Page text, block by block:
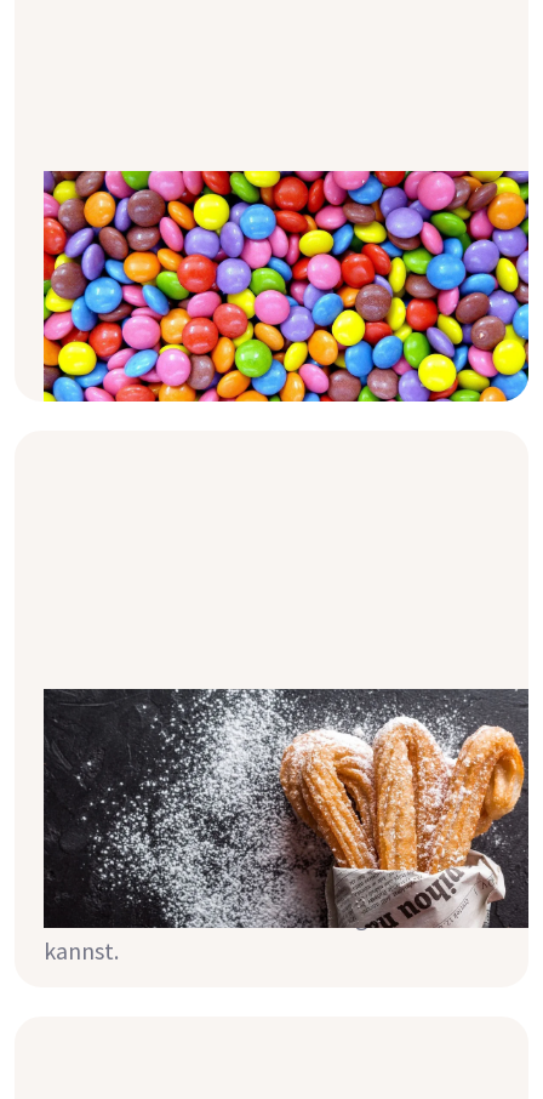
Welche Lebensmittel enthalten
wieviel Phosphat?
Vielen Menschen mit Nierenkrankheit wird
empfohlen, sich phosphatarm zu ernähren.
Doch in welchen Lebensmitteln steckt
eigentlich wieviel Phosphat drin?
Phosphat ist nicht gleich Phosphat -
aber wieso denn?
Wusstest du schon, dass es Unterschiede bei
Phosphat gibt? In diesem Artikel erfährst
du, wieso du bei manchen
Phosphatangaben aufpassen musst,
während du bei anderen ein Auge zudrücken
kannst.